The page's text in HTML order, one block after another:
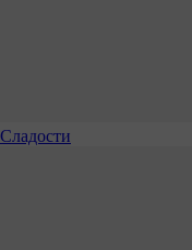
Сладости